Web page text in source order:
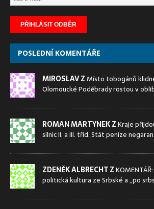
POSLEDNÍ KOMENTÁŘE
MIROSLAV ZMísto tobogánů
Olomoucké Poděbrady rostou v
ROMAN MARTYNEK ZKraje
silnic II. a III. tříd. Stát peníze
ZDENĚK ALBRECHT Z
politická kultura ze Srbské a „po